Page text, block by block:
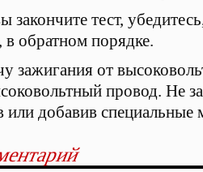
закончите тест,
обратном порядке.
зажигания от
провод. Не
или добавив